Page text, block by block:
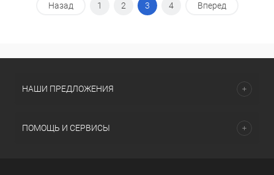
Назад 1 2 3 4 Вперед
НАШИ ПРЕДЛОЖЕНИЯ
ПОМОЩЬ И СЕРВИСЫ